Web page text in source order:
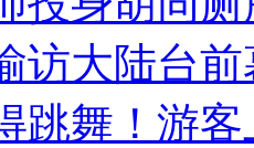
访大陆台
跳舞！游客